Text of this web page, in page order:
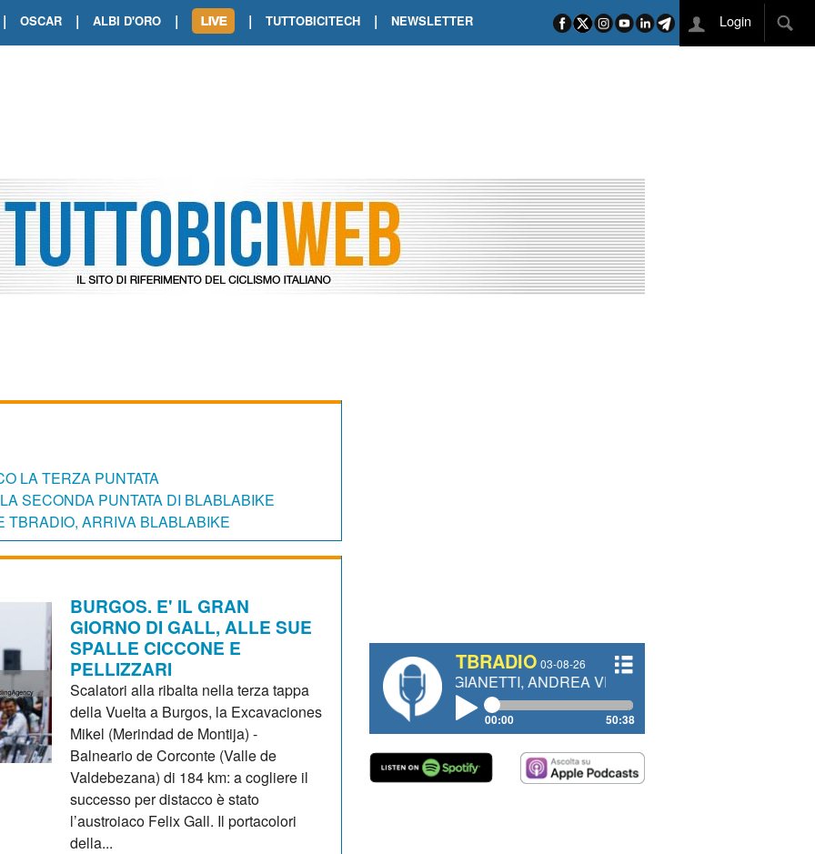
| OSCAR | ALBI D'ORO |
TOUR DE FRANCE. ORCIERES-MERLETTE INCORONA CARAPAZ
TOUR DE FRANCE. A VOIRON TRIONFO DI PHILIPSEN SU SCHMID E KOOIJ
| TUTTOBICITECH | NEWSLETTER Login
LA TERZA PUNTATA
SECONDA PUNTATA DI BLABLABIKE
TBRADIO, ARRIVA BLABLABIKE
BURGOS. E' IL GRAN
GIORNO DI GALL, ALLE SUE
SPALLE CICCONE E
PELLIZZARI
Scalatori alla ribalta nella terza tappa
della Vuelta a Burgos, la Excavaciones
Mikel (Merindad de Montija) -
Balneario de Corconte (Valle de
Valdebezana) di 184 km: a cogliere il
successo per distacco è stato
l’austroiaco Felix Gall. Il portacolori
della...
TBRADIO 03-08-26
#334 CHARLY WEGELIUS, MAURO GIANETTI, ANDREA VENDRAME, FILIPPO FIORELLI
00:00 50:38